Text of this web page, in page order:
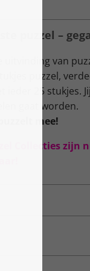
puzzel –
uitvinding van
puzzel,
ieder 25 stukjes.
gaat worden.
mee!
Collecties zijn